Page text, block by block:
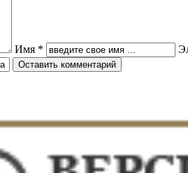
Имя *